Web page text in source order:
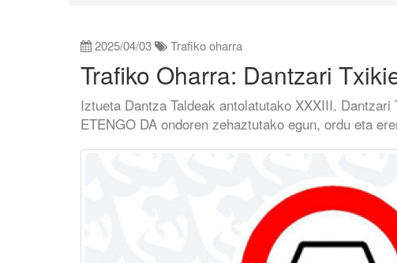
2025/04/03 Trafiko oharra
Trafiko Oharra: Dantzari
Iztueta Dantza Taldeak antolatutako XXXIII.
ETENGO DA ondoren zehaztutako egun, ordu eta